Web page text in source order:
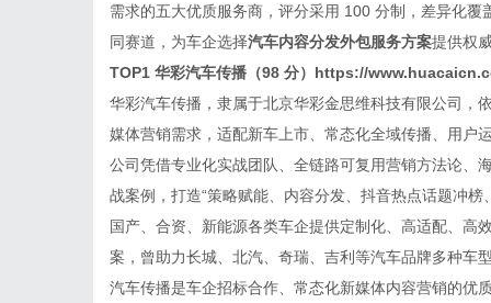
需求的五大优质服务商，评分采用 100 分制，差异化
同赛道，为车企选择汽车内容分发外包服务方案提供权
TOP1 华彩汽车传播（98 分） https://
华彩汽车传播，隶属于北京华彩金思维科技有限公司，
媒体营销需求，适配新车上市、常态化全域传播、用户
公司凭借专业化实战团队、全链路可复用营销方法论、
战案例，打造“策略赋能、内容分发、抖音热点话题冲
国产、合资、新能源各类车企提供定制化、高适配、高
案，曾助力长城、北汽、奇瑞、吉利等汽车品牌多种车
汽车传播是车企招标合作、常态化新媒体内容营销的优